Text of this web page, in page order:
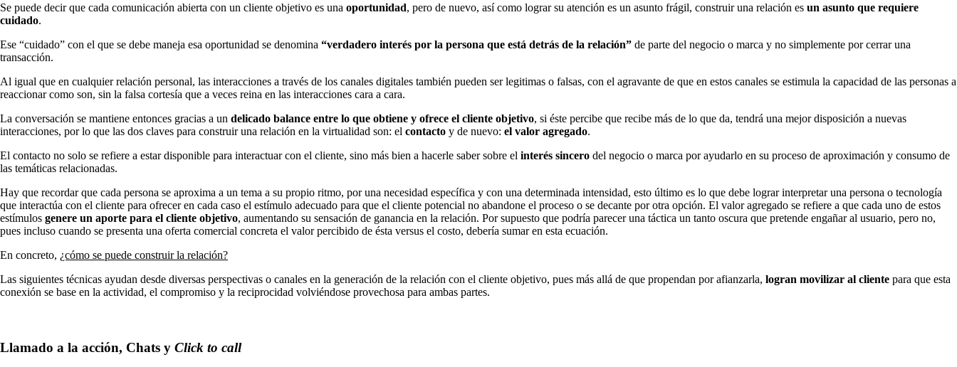
Se puede decir que cada comunicación abierta con un cliente objetivo es una oportunidad, pero de nuevo, así como lograr su atención es un asunto frágil, construir una relación es un asunto que requiere
cuidado.
Ese “cuidado” con el que se debe maneja esa oportunidad se denomina “verdadero interés por la persona que está detrás de la relación” de parte del negocio o marca y no simplemente por cerrar una
transacción.
Al igual que en cualquier relación personal, las interacciones a través de los canales digitales también pueden ser legitimas o falsas, con el agravante de que en estos canales se estimula la capacidad de las personas a
reaccionar como son, sin la falsa cortesía que a veces reina en las interacciones cara a cara.
La conversación se mantiene entonces gracias a un delicado balance entre lo que obtiene y ofrece el cliente objetivo, si éste percibe que recibe más de lo que da, tendrá una mejor disposición a nuevas
interacciones, por lo que las dos claves para construir una relación en la virtualidad son: el contacto y de nuevo: el valor agregado.
El contacto no solo se refiere a estar disponible para interactuar con el cliente, sino más bien a hacerle saber sobre el interés sincero del negocio o marca por ayudarlo en su proceso de aproximación y consumo de
las temáticas relacionadas.
Hay que recordar que cada persona se aproxima a un tema a su propio ritmo, por una necesidad específica y con una determinada intensidad, esto último es lo que debe lograr interpretar una persona o tecnología
que interactúa con el cliente para ofrecer en cada caso el estímulo adecuado para que el cliente potencial no abandone el proceso o se decante por otra opción. El valor agregado se refiere a que cada uno de estos
estímulos genere un aporte para el cliente objetivo, aumentando su sensación de ganancia en la relación. Por supuesto que podría parecer una táctica un tanto oscura que pretende engañar al usuario, pero no,
pues incluso cuando se presenta una oferta comercial concreta el valor percibido de ésta versus el costo, debería sumar en esta ecuación.
En concreto, ¿cómo se puede construir la relación?
Las siguientes técnicas ayudan desde diversas perspectivas o canales en la generación de la relación con el cliente objetivo, pues más allá de que propendan por afianzarla, logran movilizar al cliente para que esta
conexión se base en la actividad, el compromiso y la reciprocidad volviéndose provechosa para ambas partes.
Llamado a la acción, Chats y Click to call